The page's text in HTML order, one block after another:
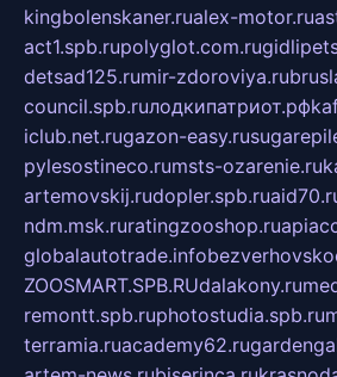
kingbolenskaner.rualex-motor.ru
act1.spb.rupolyglot.com.ru
detsad125.rumir-zdoroviya.ru
council.spb.ruлодкипатриот.рф
iclub.net.rugazon-easy.ru
pylesostineco.rumsts-ozarenie.ru
artemovskij.rudopler.spb.ru
ndm.msk.ruratingzooshop.ru
globalautotrade.info
ZOOSMART.SPB.RUdalakony.ru
remontt.spb.ruphotostudia.spb.ru
terramia.ruacademy62.ru